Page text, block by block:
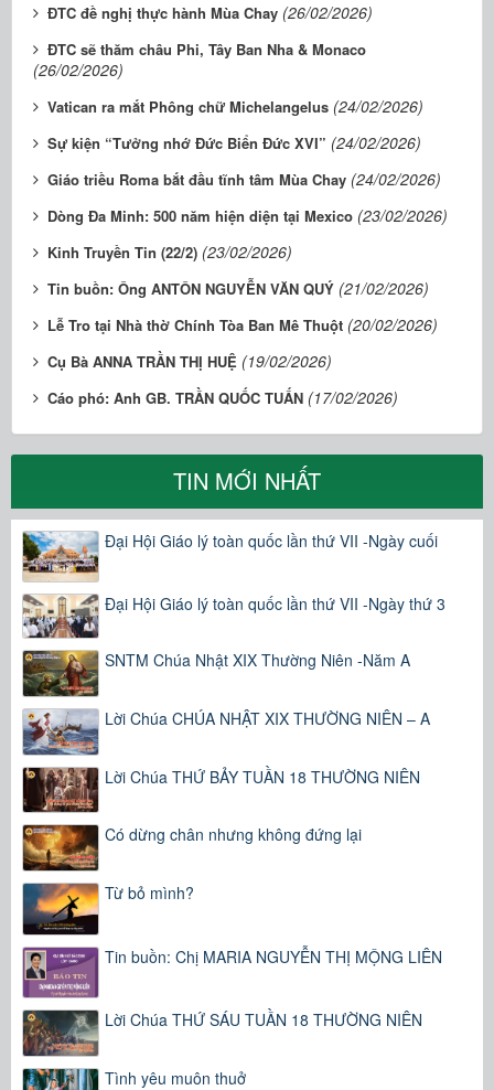
ĐTC đề nghị thực hành Mùa Chay (26/02/2026)
ĐTC sẽ thăm châu Phi, Tây Ban Nha & Monaco
(26/02/2026)
Vatican ra mắt Phông chữ Michelangelus (24/02/2026)
Sự kiện “Tưởng nhớ Đức Biển Đức XVI” (24/02/2026)
Giáo triều Roma bắt đầu tĩnh tâm Mùa Chay (24/02/2026)
Dòng Đa Minh: 500 năm hiện diện tại Mexico (23/02/2026)
Kinh Truyền Tin (22/2) (23/02/2026)
Tin buồn: Ông ANTÔN NGUYỄN VĂN QUÝ (21/02/2026)
Lễ Tro tại Nhà thờ Chính Tòa Ban Mê Thuột (20/02/2026)
Cụ Bà ANNA TRẦN THỊ HUỆ (19/02/2026)
Cáo phó: Anh GB. TRẦN QUỐC TUẤN (17/02/2026)
TIN MỚI NHẤT
Đại Hội Giáo lý toàn quốc lần thứ VII -Ngày cuối
Đại Hội Giáo lý toàn quốc lần thứ VII -Ngày thứ 3
SNTM Chúa Nhật XIX Thường Niên -Năm A
Lời Chúa CHÚA NHẬT XIX THƯỜNG NIÊN – A
Lời Chúa THỨ BẢY TUẦN 18 THƯỜNG NIÊN
Có dừng chân nhưng không đứng lại
Từ bỏ mình?
Tin buồn: Chị MARIA NGUYỄN THỊ MỘNG LIÊN
Lời Chúa THỨ SÁU TUẦN 18 THƯỜNG NIÊN
Tình yêu muôn thuở